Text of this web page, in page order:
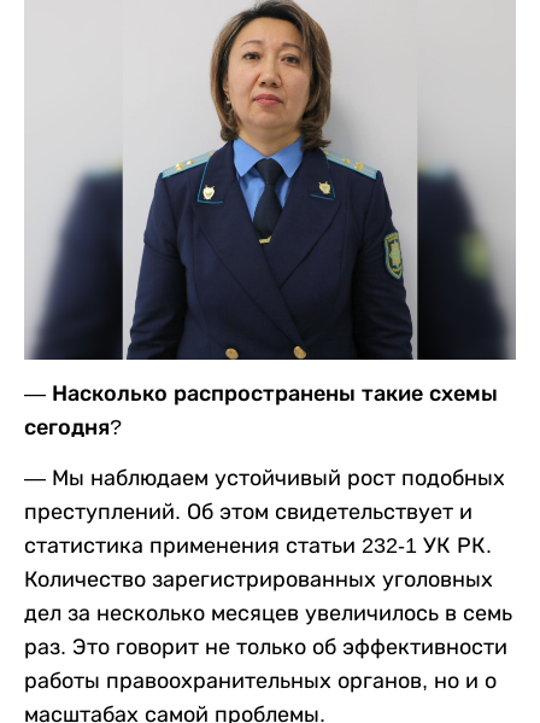
— Насколько распространены такие схемы
сегодня?
— Мы наблюдаем устойчивый рост подобных
преступлений. Об этом свидетельствует и
статистика применения статьи 232-1 УК РК.
Количество зарегистрированных уголовных
дел за несколько месяцев увеличилось в семь
раз. Это говорит не только об эффективности
работы правоохранительных органов, но и о
масштабах самой проблемы.